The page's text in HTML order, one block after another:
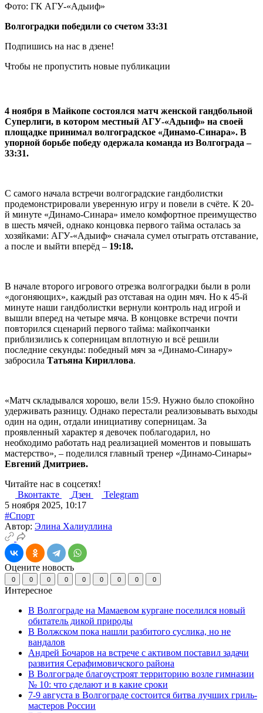
Фото: ГК АГУ-«Адыиф»
Волгоградки победили со счетом 33:31
Подпишись на нас в дзене!
Чтобы не пропустить новые публикации
4 ноября в Майкопе состоялся матч женской гандбольной
Суперлиги, в котором местный АГУ-«Адыиф» на своей
площадке принимал волгоградское «Динамо-Синара». В
упорной борьбе победу одержала команда из Волгограда –
33:31.
С самого начала встречи волгоградские гандболистки
продемонстрировали уверенную игру и повели в счёте. К 20-
й минуте «Динамо-Синара» имело комфортное преимущество
в шесть мячей, однако концовка первого тайма осталась за
хозяйками: АГУ-«Адыиф» сначала сумел отыграть отставание,
а после и выйти вперёд – 19:18.
В начале второго игрового отрезка волгоградки были в роли
«догоняющих», каждый раз отставая на один мяч. Но к 45-й
минуте наши гандболистки вернули контроль над игрой и
вышли вперед на четыре мяча. В концовке встречи почти
повторился сценарий первого тайма: майкопчанки
приблизились к соперницам вплотную и всё решили
последние секунды: победный мяч за «Динамо-Синару»
забросила Татьяна Кириллова.
«Матч складывался хорошо, вели 15:9. Нужно было спокойно
удерживать разницу. Однако перестали реализовывать выходы
один на один, отдали инициативу соперницам. За
проявленный характер я девочек поблагодарил, но
необходимо работать над реализацией моментов и повышать
мастерство», – поделился главный тренер «Динамо-Синары»
Евгений Дмитриев.
Читайте нас в соцсетях!
Вконтакте
Дзен
Telegram
5 ноября 2025, 10:17
#Спорт
Автор: Элина Халиуллина
Оцените новость
0 0 0 0 0 0 0 0 0
Интересное
В Волгограде на Мамаевом кургане поселился новый
обитатель дикой природы
В Волжском пока нашли разбитого суслика, но не
вандалов
Андрей Бочаров на встрече с активом поставил задачи
развития Серафимовичского района
В Волгограде благоустроят территорию возле гимназии
№ 10: что сделают и в какие сроки
7-9 августа в Волгограде состоится битва лучших гриль-
мастеров России